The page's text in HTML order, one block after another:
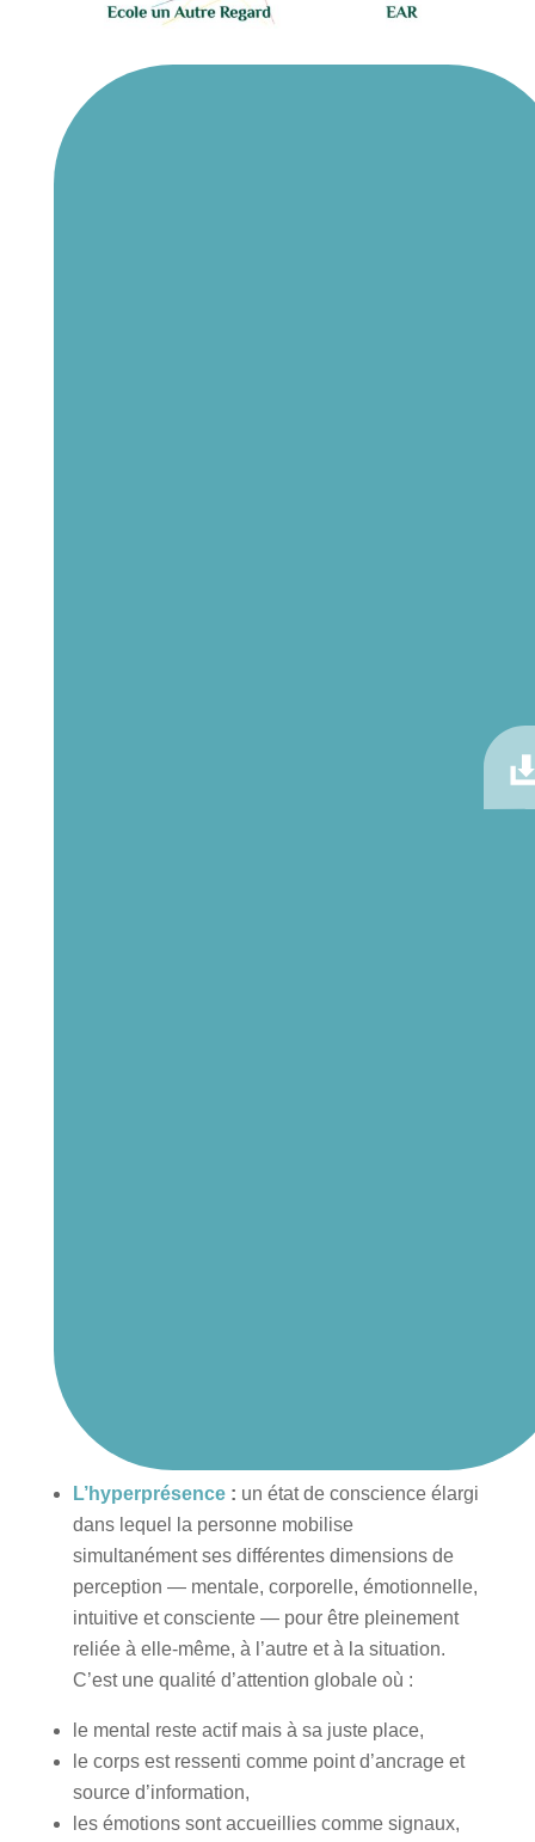
L’hyperprésence: un état de conscience élargi
dans lequel la personne mobilise
simultanément ses différentes dimensions de
perception — mentale, corporelle, émotionnelle,
intuitive et consciente — pour être pleinement
reliée à elle-même, à l’autre et à la situation.
C’est une qualité d’attention globale où :
le mental reste actif mais à sa juste place,
le corps est ressenti comme point d’ancrage et
source d’information,
les émotions sont accueillies comme signaux,